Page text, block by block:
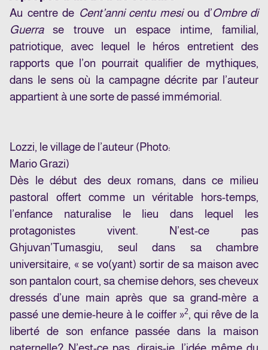
Au centre de Cent’anni centu mesiou d’Ombre di
Guerrase trouve un espace intime, familial,
patriotique, avec lequel le héros entretient des
rapports que l’on pourrait qualifier de mythiques,
dans le sens où la campagne décrite par l’auteur
appartient à une sorte de passé immémorial.
Lozzi, le village de l’auteur (Photo:
Mario Grazi)
Dès le début des deux romans, dans ce milieu
pastoral offert comme un véritable hors-temps,
l’enfance naturalise le lieu dans lequel les
protagonistes vivent. N’est-ce pas
Ghjuvan’Tumasgiu, seul dans sa chambre
universitaire, « se vo(yant) sortir de sa maison avec
son pantalon court, sa chemise dehors, ses cheveux
dressés d’une main après que sa grand-mère a
passé une demie-heure à le coiffer »2, qui rêve de la
liberté de son enfance passée dans la maison